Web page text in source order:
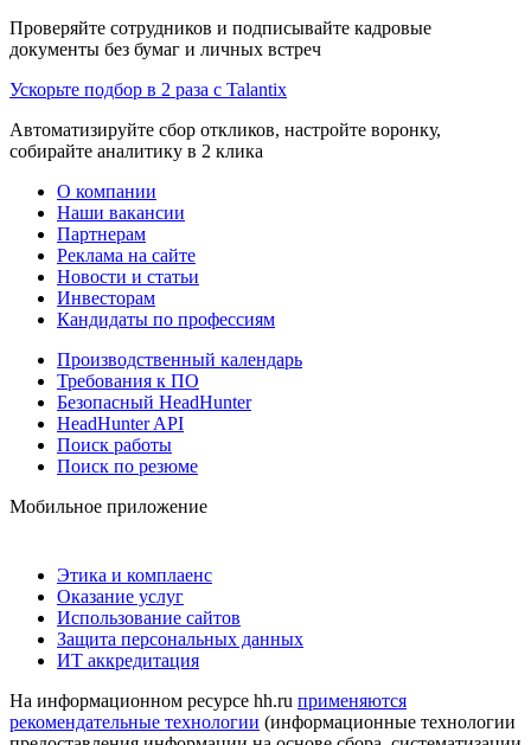
Проверяйте сотрудников и подписывайте кадровые
документы без бумаг и личных встреч
Ускорьте подбор в 2 раза с Talantix
Автоматизируйте сбор откликов, настройте воронку,
собирайте аналитику в 2 клика
О компании
Наши вакансии
Партнерам
Реклама на сайте
Новости и статьи
Инвесторам
Кандидаты по профессиям
Производственный календарь
Требования к ПО
Безопасный HeadHunter
HeadHunter API
Поиск работы
Поиск по резюме
Мобильное приложение
Этика и комплаенс
Оказание услуг
Использование сайтов
Защита персональных данных
ИТ аккредитация
На информационном ресурсе hh.ru применяются
рекомендательные технологии (информационные технологии